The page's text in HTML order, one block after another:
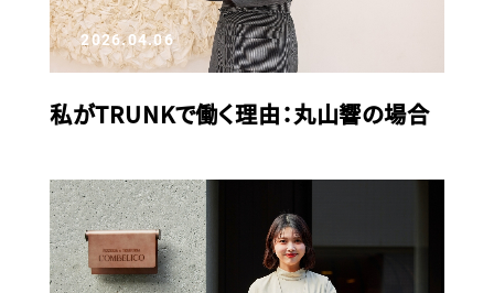
2026.04.06
私がTRUNKで働く理由：丸山響の場合